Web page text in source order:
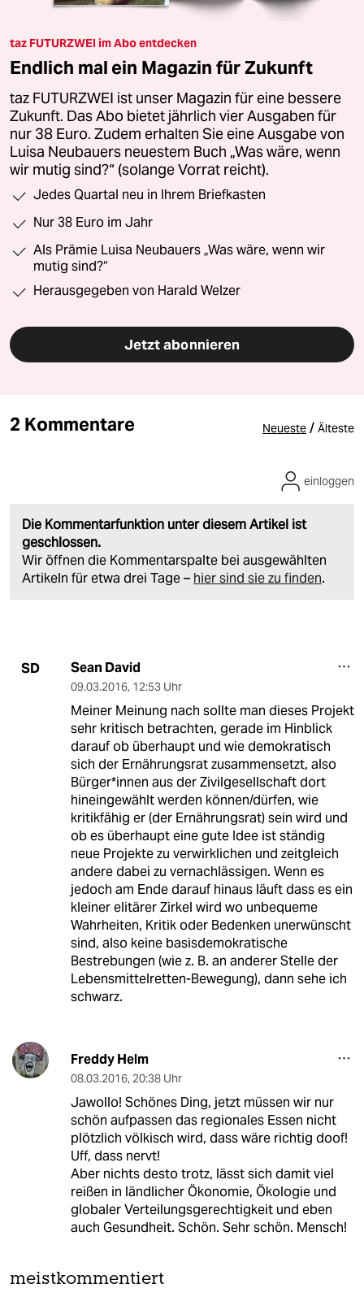
taz FUTURZWEI im Abo entdecken
Endlich mal ein Magazin für Zukunft
taz FUTURZWEI ist unser Magazin für eine bessere
Zukunft. Das Abo bietet jährlich vier Ausgaben für
nur 38 Euro. Zudem erhalten Sie eine Ausgabe von
Luisa Neubauers neuestem Buch „Was wäre, wenn
wir mutig sind?“ (solange Vorrat reicht).
Jedes Quartal neu in Ihrem Briefkasten
Nur 38 Euro im Jahr
Als Prämie Luisa Neubauers „Was wäre, wenn wir
mutig sind?“
Herausgegeben von Harald Welzer
Jetzt abonnieren
2 Kommentare Neueste / Älteste
Die Kommentarfunktion unter diesem Artikel ist
geschlossen.
Wir öffnen die Kommentarspalte bei ausgewählten
Artikeln für etwa drei Tage – hier sind sie zu finden.
einloggen
SD Sean David
09.03.2016, 12:53 Uhr
Meiner Meinung nach sollte man dieses Projekt
sehr kritisch betrachten, gerade im Hinblick
darauf ob überhaupt und wie demokratisch
sich der Ernährungsrat zusammensetzt, also
Bürger*innen aus der Zivilgesellschaft dort
hineingewählt werden können/dürfen, wie
kritikfähig er (der Ernährungsrat) sein wird und
ob es überhaupt eine gute Idee ist ständig
neue Projekte zu verwirklichen und zeitgleich
andere dabei zu vernachlässigen. Wenn es
jedoch am Ende darauf hinaus läuft dass es ein
kleiner elitärer Zirkel wird wo unbequeme
Wahrheiten, Kritik oder Bedenken unerwünscht
sind, also keine basisdemokratische
Bestrebungen (wie z. B. an anderer Stelle der
Lebensmittelretten-Bewegung), dann sehe ich
schwarz.
Freddy Helm
08.03.2016, 20:38 Uhr
Jawollo! Schönes Ding, jetzt müssen wir nur
schön aufpassen das regionales Essen nicht
plötzlich völkisch wird, dass wäre richtig doof!
Uff, dass nervt!
Aber nichts desto trotz, lässt sich damit viel
reißen in ländlicher Ökonomie, Ökologie und
globaler Verteilungsgerechtigkeit und eben
auch Gesundheit. Schön. Sehr schön. Mensch!
meistkommentiert